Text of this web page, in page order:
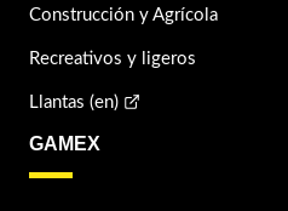
Construcción y Agrícola
Recreativos y ligeros
Llantas (en)
GAMEX